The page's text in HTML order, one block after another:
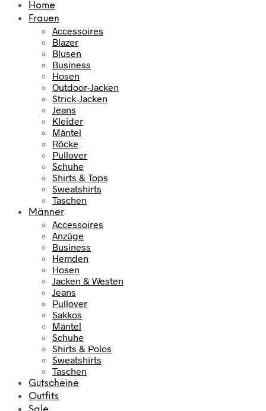
Home
Frauen
Accessoires
Blazer
Blusen
Business
Hosen
Outdoor-Jacken
Strick-Jacken
Jeans
Kleider
Mäntel
Röcke
Pullover
Schuhe
Shirts & Tops
Sweatshirts
Taschen
Männer
Accessoires
Anzüge
Business
Hemden
Hosen
Jacken & Westen
Jeans
Pullover
Sakkos
Mäntel
Schuhe
Shirts & Polos
Sweatshirts
Taschen
Gutscheine
Outfits